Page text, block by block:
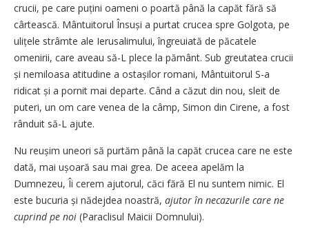
crucii, pe care puțini oameni o poartă până la capăt fără să
cârtească. Mântuitorul Însuși a purtat crucea spre Golgota, pe
ulițele strâmte ale Ierusalimului, îngreuiată de păcatele
omenirii, care aveau să-L plece la pământ. Sub greutatea crucii
și nemiloasa atitudine a ostașilor romani, Mântuitorul S-a
ridicat și a pornit mai departe. Când a căzut din nou, sleit de
puteri, un om care venea de la câmp, Simon din Cirene, a fost
rânduit să-L ajute.
Nu reușim uneori să purtăm până la capăt crucea care ne este
dată, mai ușoară sau mai grea. De aceea apelăm la
Dumnezeu, Îi cerem ajutorul, căci fără El nu suntem nimic. El
este bucuria și nădejdea noastră, ajutor în necazurile care ne
cuprind pe noi (Paraclisul Maicii Domnului).